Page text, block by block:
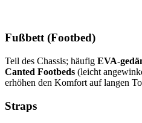
Fußbett (Footbed)
Teil des Chassis; häufig EVA-
Canted Footbeds (leicht
erhöhen den Komfort auf langen
Straps